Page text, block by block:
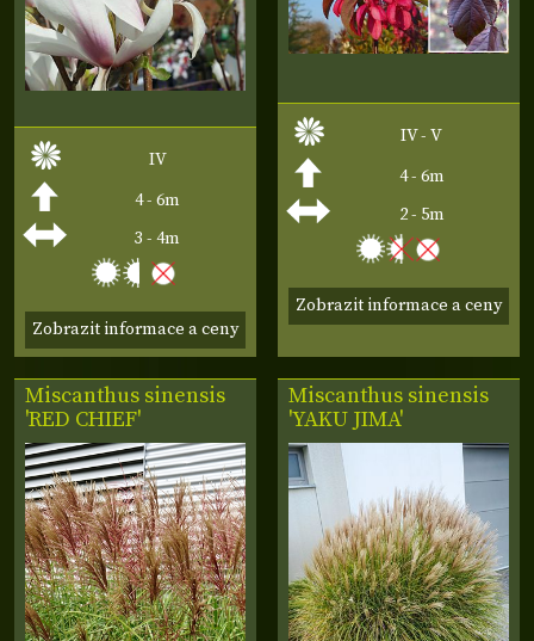
IV
4 - 6m
3 - 4m
Zobrazit informace a ceny
IV - V
4 - 6m
2 - 5m
Zobrazit informace a ceny
Miscanthus sinensis
'RED CHIEF'
Miscanthus sinensis
'YAKU JIMA'